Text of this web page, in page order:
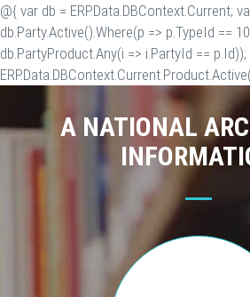
@{ var db = ERP.Data.DBContext.Current;
db.Party.Active().Where(p => p.TypeId ==
db.PartyProduct.Any(i => i.PartyId ==
A NATIONAL